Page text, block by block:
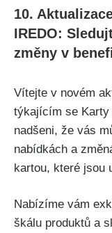
10.
IREDO:
změny v
Vítejte v novém
týkajícím se Karty
nadšeni, že vás
nabídkách a
kartou, které jsou
Nabízíme vám
škálu produktů a